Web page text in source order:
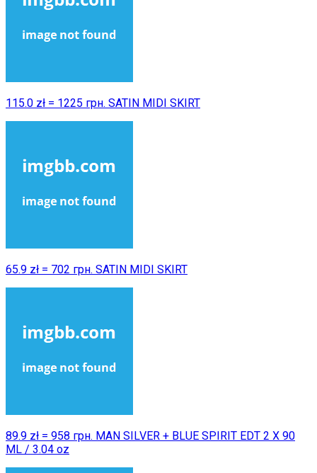
115.0 zł = 1225 грн. SATIN MIDI SKIRT
65.9 zł = 702 грн. SATIN MIDI SKIRT
89.9 zł = 958 грн. MAN SILVER + BLUE SPIRIT EDT 2 X 90
ML / 3.04 oz